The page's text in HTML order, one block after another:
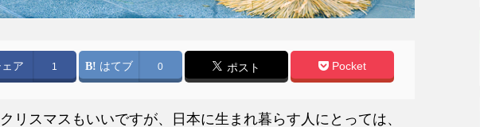
ェア 1 はてブ 0 ポスト Pocket
リスマスもいいですが、日本に生まれ暮らす人にとっては、